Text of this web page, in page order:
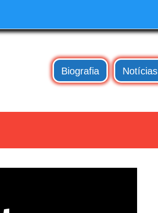
Biografia Notícias